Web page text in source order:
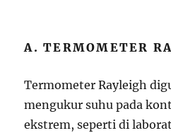
A. TERMOMETER
Termometer Rayleigh
mengukur suhu pada
ekstrem, seperti di